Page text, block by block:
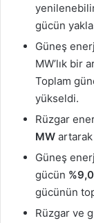
gücün
Güneş
MW’lık bir
Toplam
yükseldi.
Rüzgar
MW artarak
Güneş
gücün
gücünün
Rüzgar ve